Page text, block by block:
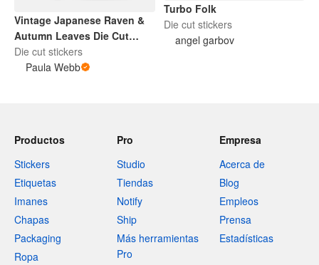
Vintage Japanese Raven &
Autumn Leaves Die Cut
Sticker
Die cut stickers
Paula Webb
Turbo Folk
Die cut stickers
angel garbov
Productos
Stickers
Etiquetas
Imanes
Chapas
Packaging
Ropa
Pro
Studio
Tiendas
Notify
Ship
Más herramientas
Pro
Empresa
Acerca de
Blog
Empleos
Prensa
Estadísticas